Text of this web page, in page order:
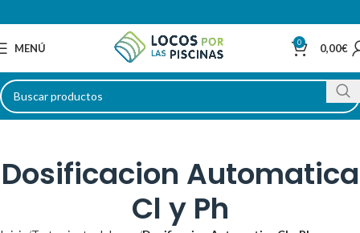
MENÚ 0 0,00€
Dosificacion Automatica
Cl y Ph